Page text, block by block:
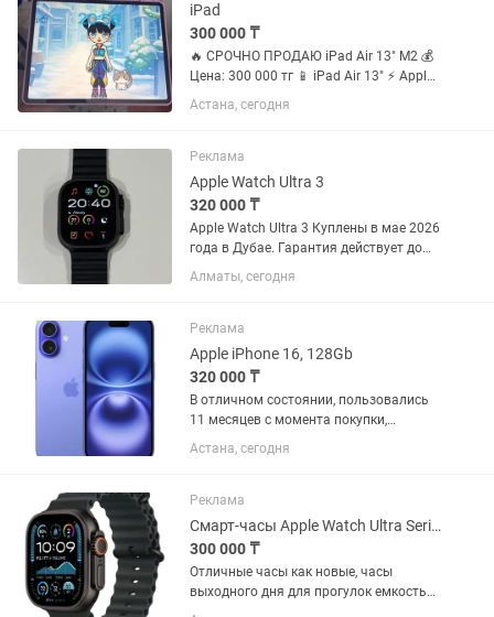
iPad
300 000 ₸
🔥 СРОЧНО ПРОДАЮ iPad Air 13″ M2 💰
Цена: 300 000 тг 📱 iPad Air 13″ ⚡️ Apple
M2 — мощный процессор 💾 128 GB 📶
Wi-Fi + Cellular / 5G 🔋 Состояние
Retina дисплей...
Астана, сегодня
Реклама
Apple Watch Ultra 3
320 000 ₸
Apple Watch Ultra 3 Куплены в мае 2026
года в Дубае. Гарантия действует до
мая 2027 года. Практически новые.
Идеальное состояние
Алматы, сегодня
Реклама
Apple iPhone 16, 128Gb
320 000 ₸
В отличном состоянии, пользовались
11 месяцев с момента покупки,
аккумулятор 92%
Астана, сегодня
Реклама
Смарт-часы Apple Watch Ultra Series 2 2024 GPS Cellular 49 мм черный
300 000 ₸
Отличные часы как новые, часы
выходного дня для прогулок емкость
аккумулятора 98%.